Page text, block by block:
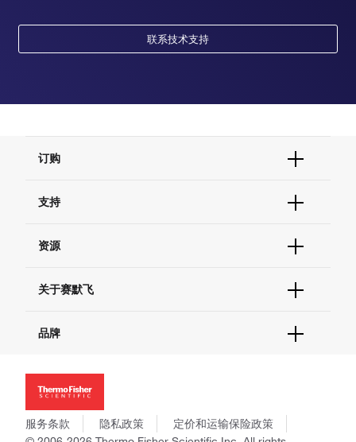
联系技术支持
订购
订单支持
现货供应中心
支持
联系我们 - 400 820 8982
查找文件&证书
资源
促销
社交媒体
关于赛默飞
招聘
新闻
社会责任
商标
政策和通知
品牌
Applied Biosystems
Invitrogen
Gibco
服务条款 隐私政策
定价和运输保险政策